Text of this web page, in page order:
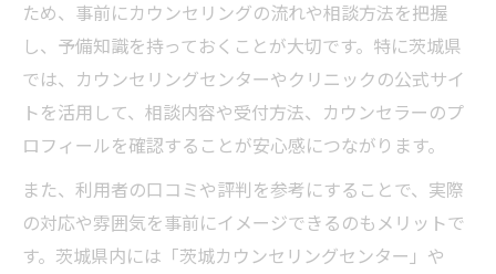
ため、事前にカウンセリングの流れや相談方法を把握
し、予備知識を持っておくことが大切です。特に茨城県
では、カウンセリングセンターやクリニックの公式サイ
トを活用して、相談内容や受付方法、カウンセラーのプ
ロフィールを確認することが安心感につながります。
また、利用者の口コミや評判を参考にすることで、実際
の対応や雰囲気を事前にイメージできるのもメリットで
す。茨城県内には「茨城カウンセリングセンター」や